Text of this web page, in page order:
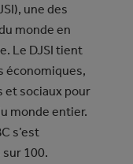
une des
monde en
Le DJSI tient
économiques,
et sociaux pour
monde entier.
s’est
100.